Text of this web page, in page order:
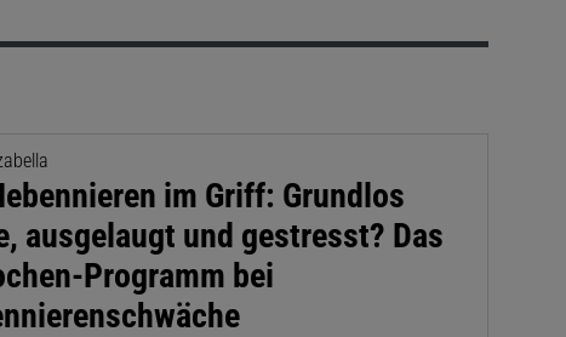
im Griff: Grundlos
ausgelaugt und gestresst? Das
Programm bei